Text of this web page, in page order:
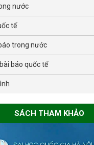
nước
tế
trong nước
báo quốc tế
SÁCH THAM KHẢO